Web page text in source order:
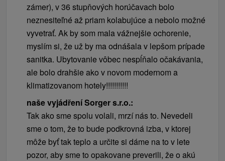
zámer), v 36 stupňových horúčavach bolo
neznesiteľné až priam kolabujúce a nebolo možné
vyvetrať. Ak by som mala vážnejšie ochorenie,
myslím si, že už by ma odnášala v lepšom prípade
sanitka. Ubytovanie vôbec nespĺňalo očakávania,
ale bolo drahšie ako v novom modernom a
klimatizovanom hotely!!!!!!!!!!!
naše vyjádření Sorger s.r.o.:
Tak ako sme spolu volali, mrzí nás to. Nevedeli
sme o tom, že to bude podkrovná izba, v ktorej
môže byť tak teplo a určite si dáme na to v lete
pozor, aby sme to opakovane preverili, že o akú